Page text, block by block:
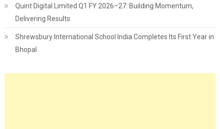
Quint Digital Limited Q1 FY 2026–27: Building Momentum,
Delivering Results
Shrewsbury International School India Completes Its First Year in
Bhopal